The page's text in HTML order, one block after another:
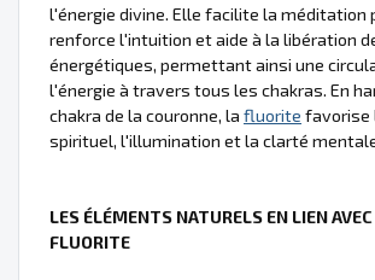
l'énergie divine. Elle facilite la méditation
renforce l'intuition et aide à la libération
énergétiques, permettant ainsi une
l'énergie à travers tous les chakras. En
chakra de la couronne, la fluorite favorise
spirituel, l'illumination et la clarté
LES ÉLÉMENTS NATURELS EN LIEN
FLUORITE